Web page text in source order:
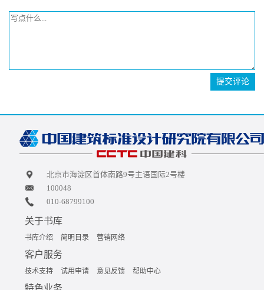
提交评论
北京市海淀区首体南路9号主语国际2号楼
100048
010-68799100
关于书库
书库介绍 简明目录 营销网络
客户服务
技术支持 试用申请 意见反馈 帮助中心